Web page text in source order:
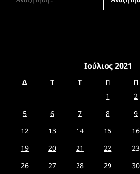
ΓΙΑ:
Ιούλιος 2021
Δ Τ Τ Π Π
1
2
5
6 7 8 9
12
13 14 15 16
19
20 21 22 23
26
27 28 29 30